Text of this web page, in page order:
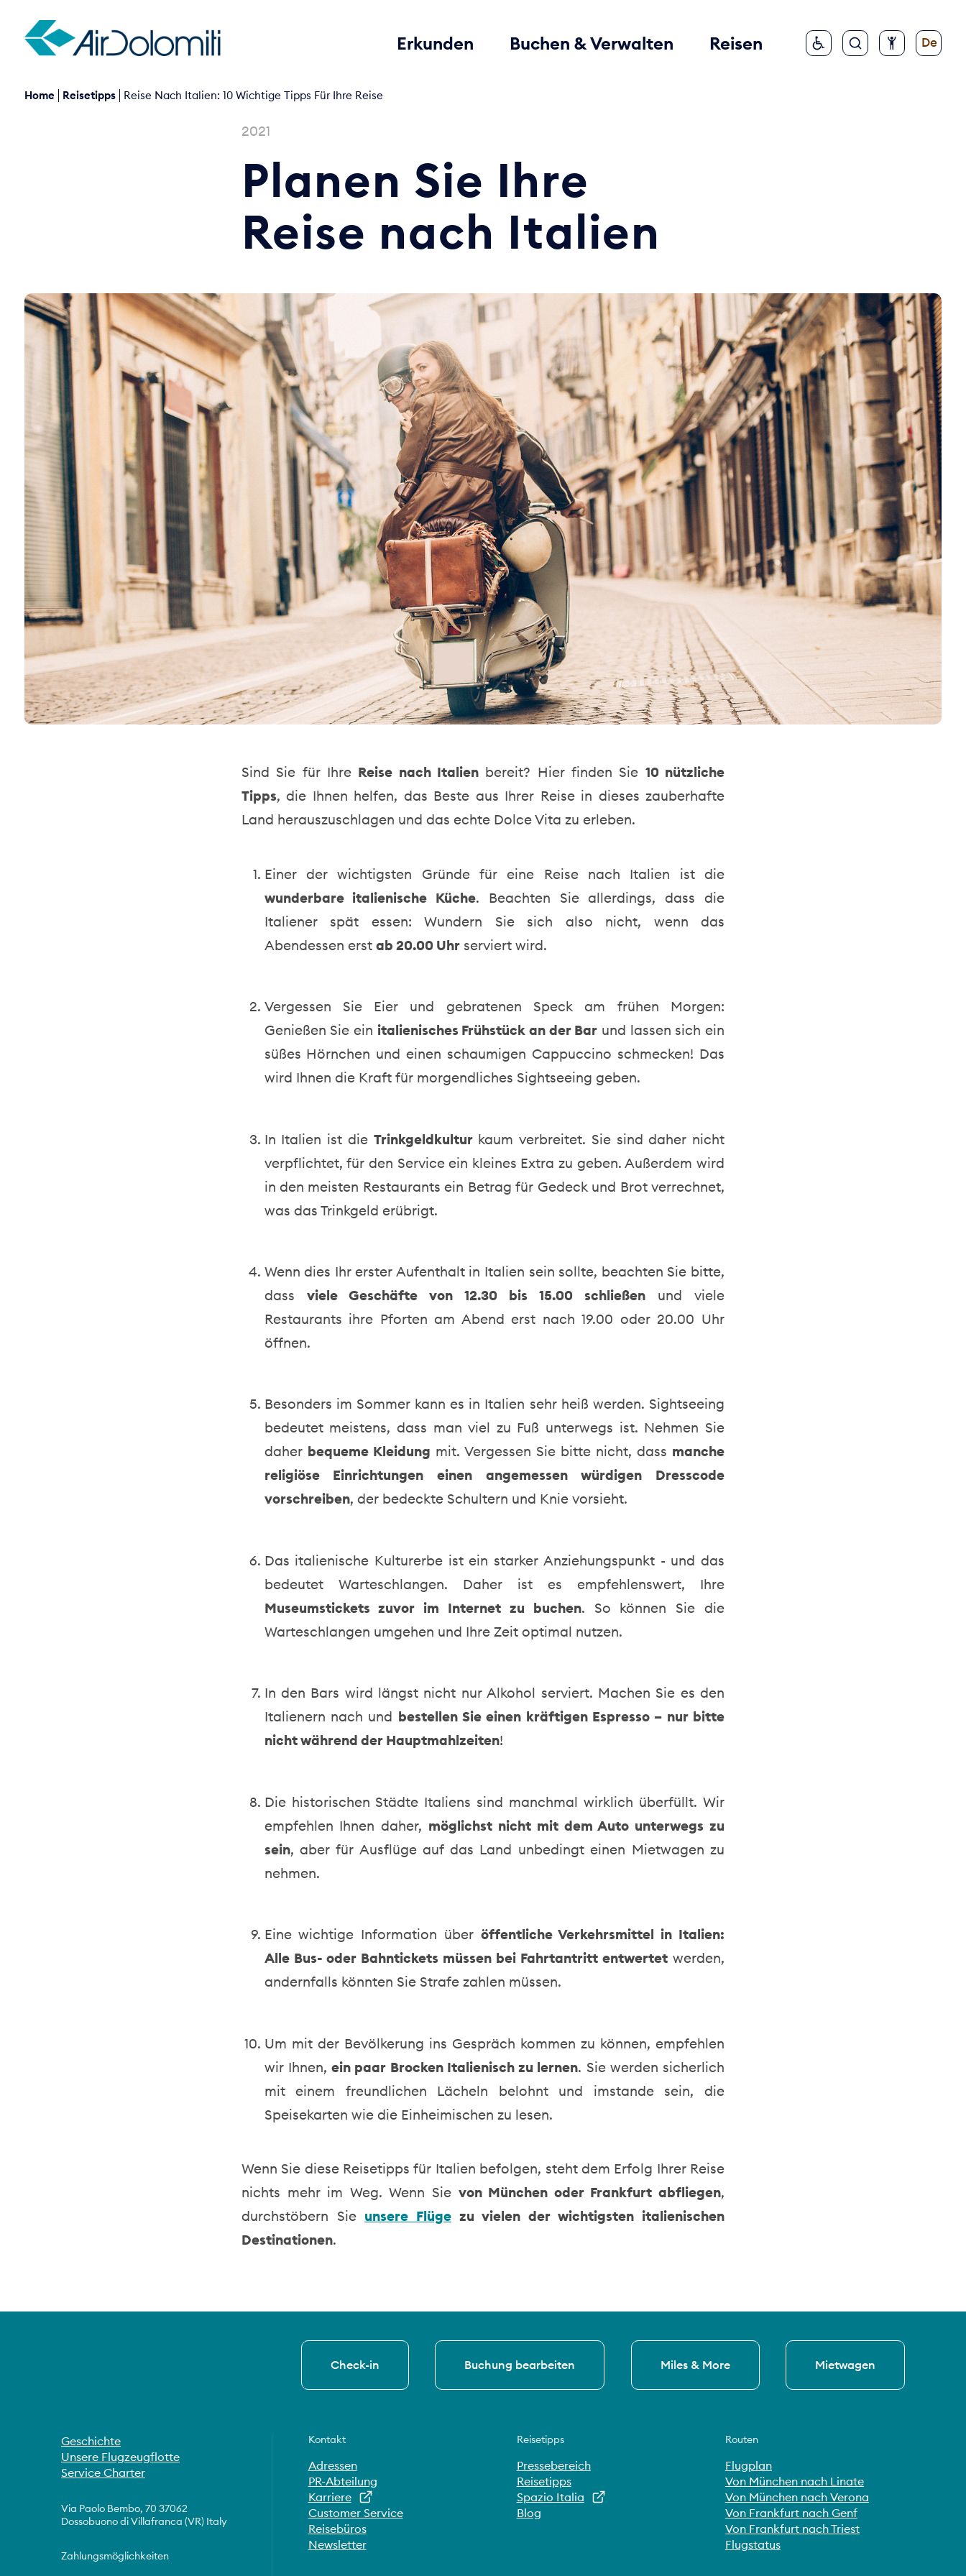
Erkunden Buchen & Verwalten Reisen De
Home Reisetipps Reise Nach Italien: 10 Wichtige Tipps Für Ihre Reise
2021
Planen Sie Ihre
Reise nach Italien
Sind Sie für Ihre Reise nach Italien bereit? Hier finden Sie 10 nützliche
Tipps, die Ihnen helfen, das Beste aus Ihrer Reise in dieses zauberhafte
Land herauszuschlagen und das echte Dolce Vita zu erleben.
Einer der wichtigsten Gründe für eine Reise nach Italien ist die
wunderbare italienische Küche. Beachten Sie allerdings, dass die
Italiener spät essen: Wundern Sie sich also nicht, wenn das
Abendessen erst ab 20.00 Uhrserviert wird.
Vergessen Sie Eier und gebratenen Speck am frühen Morgen:
Genießen Sie ein italienisches Frühstück an der Bar und lassen sich ein
süßes Hörnchen und einen schaumigen Cappuccino schmecken! Das
wird Ihnen die Kraft für morgendliches Sightseeing geben.
In Italien ist die Trinkgeldkulturkaum verbreitet. Sie sind daher nicht
verpflichtet, für den Service ein kleines Extra zu geben. Außerdem wird
in den meisten Restaurants ein Betrag für Gedeck und Brot verrechnet,
was das Trinkgeld erübrigt.
Wenn dies Ihr erster Aufenthalt in Italien sein sollte, beachten Sie bitte,
dass viele Geschäfte von 12.30 bis 15.00 schließen und viele
Restaurants ihre Pforten am Abend erst nach 19.00 oder 20.00 Uhr
öffnen.
Besonders im Sommer kann es in Italien sehr heiß werden. Sightseeing
bedeutet meistens, dass man viel zu Fuß unterwegs ist. Nehmen Sie
daher bequeme Kleidung mit. Vergessen Sie bitte nicht, dass manche
religiöse Einrichtungen einen angemessen würdigen Dresscode
vorschreiben, der bedeckte Schultern und Knie vorsieht.
Das italienische Kulturerbe ist ein starker Anziehungspunkt - und das
bedeutet Warteschlangen. Daher ist es empfehlenswert, Ihre
Museumstickets zuvor im Internet zu buchen. So können Sie die
Warteschlangen umgehen und Ihre Zeit optimal nutzen.
In den Bars wird längst nicht nur Alkohol serviert. Machen Sie es den
Italienern nach und bestellen Sie einen kräftigen Espresso – nur bitte
nicht während der Hauptmahlzeiten!
Die historischen Städte Italiens sind manchmal wirklich überfüllt. Wir
empfehlen Ihnen daher, möglichst nicht mit dem Auto unterwegs zu
sein, aber für Ausflüge auf das Land unbedingt einen Mietwagen zu
nehmen.
Eine wichtige Information über öffentliche Verkehrsmittel in Italien:
Alle Bus- oder Bahntickets müssen bei Fahrtantritt entwertet werden,
andernfalls könnten Sie Strafe zahlen müssen.
Um mit der Bevölkerung ins Gespräch kommen zu können, empfehlen
wir Ihnen,ein paar Brocken Italienisch zu lernen. Sie werden sicherlich
mit einem freundlichen Lächeln belohnt und imstande sein, die
Speisekarten wie die Einheimischen zu lesen.
Wenn Sie diese Reisetipps für Italien befolgen, steht dem Erfolg Ihrer Reise
nichts mehr im Weg. Wenn Sie von München oder Frankfurt abfliegen,
durchstöbern Sie unsere Flügezu vielen der wichtigsten italienischen
Destinationen.
Check-in Buchung bearbeiten Miles & More Mietwagen
Geschichte
Unsere Flugzeugflotte
Service Charter
Via Paolo Bembo, 70 37062
Dossobuono di Villafranca (VR) Italy
Zahlungsmöglichkeiten
Kontakt
Adressen
PR-Abteilung
Karriere
Customer Service
Reisebüros
Newsletter
Reisetipps
Pressebereich
Reisetipps
Spazio Italia
Blog
Routen
Flugplan
Von München nach Linate
Von München nach Verona
Von Frankfurt nach Genf
Von Frankfurt nach Triest
Flugstatus